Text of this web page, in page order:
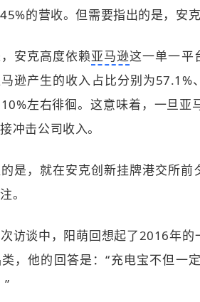
的营收。但需要指出的是，安
安克高度依赖亚马逊这一单一平
逊产生的收入占比分别为
左右徘徊。这意味着，一旦亚
冲击公司收入。
是，就在安克创新挂牌港交所前
。
访谈中，阳萌回想起了2016年
，他的回答是：“充电宝不但一
”